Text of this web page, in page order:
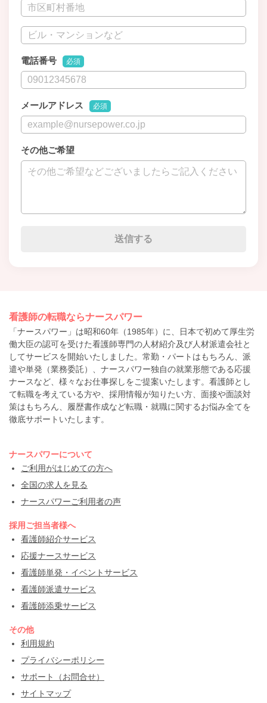
電話番号 必須
メールアドレス 必須
その他ご希望
看護師の転職ならナースパワー
「ナースパワー」は昭和60年（1985年）に、日本で初めて厚生労
働大臣の認可を受けた看護師専門の人材紹介及び人材派遣会社と
してサービスを開始いたしました。常勤・パートはもちろん、派
遣や単発（業務委託）、ナースパワー独自の就業形態である応援
ナースなど、様々なお仕事探しをご提案いたします。看護師とし
て転職を考えている方や、採用情報が知りたい方、面接や面談対
策はもちろん、履歴書作成など転職・就職に関するお悩み全てを
徹底サポートいたします。
ナースパワーについて
ご利用がはじめての方へ
全国の求人を見る
ナースパワーご利用者の声
採用ご担当者様へ
看護師紹介サービス
応援ナースサービス
看護師単発・イベントサービス
看護師派遣サービス
看護師添乗サービス
その他
利用規約
プライバシーポリシー
サポート（お問合せ）
サイトマップ